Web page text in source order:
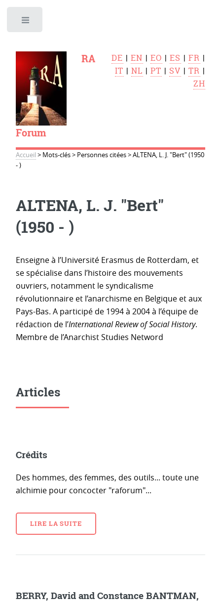
RA
Forum
DE |EN |EO |ES |FR |
IT |NL |PT | SV |TR |
ZH
Accueil > Mots-clés> Personnes citées>ALTENA, L. J. "Bert" (1950
- )
ALTENA, L. J. "Bert"
(1950 - )
Enseigne à l’Université Erasmus de Rotterdam, et
se spécialise dans l’histoire des mouvements
ouvriers, notamment le syndicalisme
révolutionnaire et l’anarchisme en Belgique et aux
Pays-Bas. A participé de 1994 à 2004 à l’équipe de
rédaction de l’International Review of Social History.
Membre de l’Anarchist Studies Netword
Articles
Crédits
Des hommes, des femmes, des outils... toute une
alchimie pour concocter "raforum"...
LIRE LA SUITE
BERRY, David and Constance BANTMAN,